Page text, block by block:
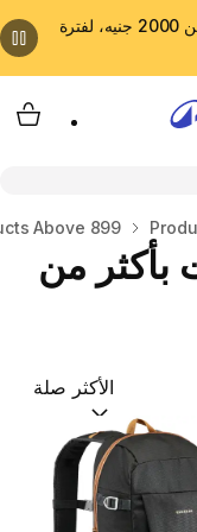
احصل على توصيل مجاني علي المنتجات أكثر من 2000 جنيه، لفترة
Above 899
بأكثر من
ترتيب حسب: